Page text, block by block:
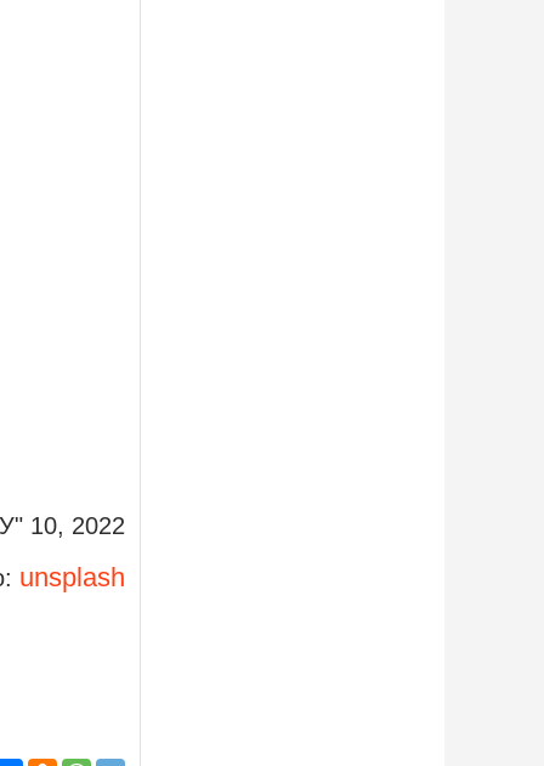
10, 2022
unsplash